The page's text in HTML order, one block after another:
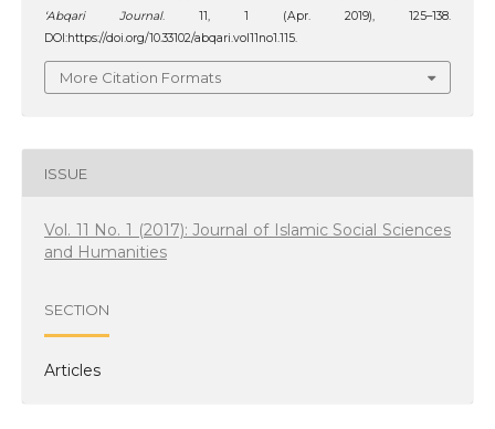
‘Abqari Journal. 11, 1 (Apr. 2019), 125–138.
DOI:https://doi.org/10.33102/abqari.vol11no1.115.
More Citation Formats
ISSUE
Vol. 11 No. 1 (2017): Journal of Islamic Social Sciences
and Humanities
SECTION
Articles